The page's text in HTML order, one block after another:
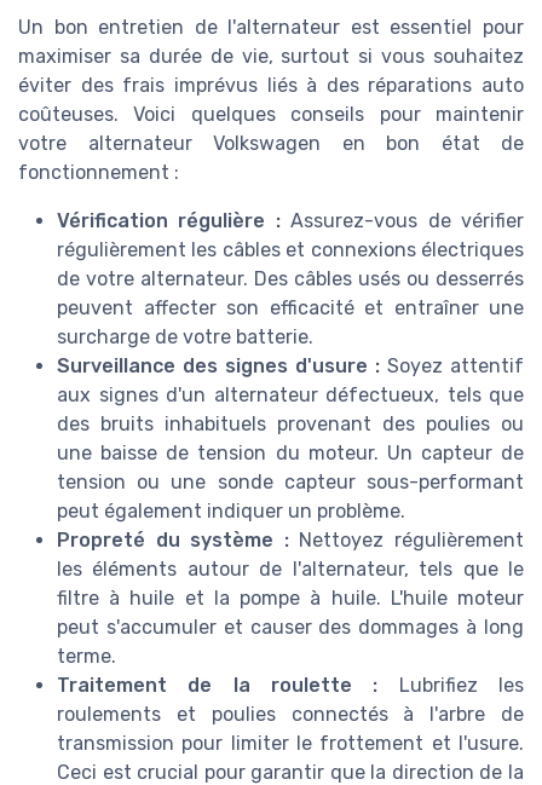
Un bon entretien de l'alternateur est essentiel pour
maximiser sa durée de vie, surtout si vous souhaitez
éviter des frais imprévus liés à des réparations auto
coûteuses. Voici quelques conseils pour maintenir
votre alternateur Volkswagen en bon état de
fonctionnement :
Vérification régulière :Assurez-vous de vérifier
régulièrement les câbles et connexions électriques
de votre alternateur. Des câbles usés ou desserrés
peuvent affecter son efficacité et entraîner une
surcharge de votre batterie.
Surveillance des signes d'usure : Soyez attentif
aux signes d'un alternateur défectueux, tels que
des bruits inhabituels provenant des poulies ou
une baisse de tension du moteur. Un capteur de
tension ou une sonde capteur sous-performant
peut également indiquer un problème.
Propreté du système :Nettoyez régulièrement
les éléments autour de l'alternateur, tels que le
filtre à huile et la pompe à huile. L'huile moteur
peut s'accumuler et causer des dommages à long
terme.
Traitement de la roulette : Lubrifiez les
roulements et poulies connectés à l'arbre de
transmission pour limiter le frottement et l'usure.
Ceci est crucial pour garantir que la direction de la